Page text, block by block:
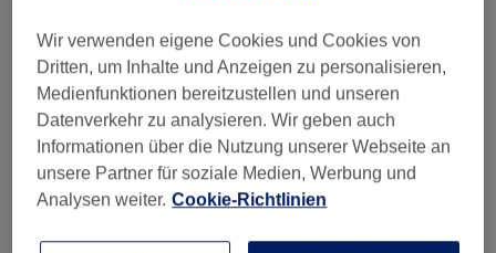
Montag 09:30– 20:00
Dienstag
09:30–20:00
Mittwoch
09:30–20:00
Donnerstag
09:30–20:00
Freitag
09:30–20:00
Samstag
09:30– 20:00
Sonntag
Wir verwenden eigene Cookies und Cookies von
Dritten, um Inhalte und Anzeigen zu personalisieren,
Medienfunktionen bereitzustellen und unseren
Datenverkehr zu analysieren. Wir geben auch
Informationen über die Nutzung unserer Webseite an
unsere Partner für soziale Medien, Werbung und
Analysen weiter. Cookie-Richtlinien